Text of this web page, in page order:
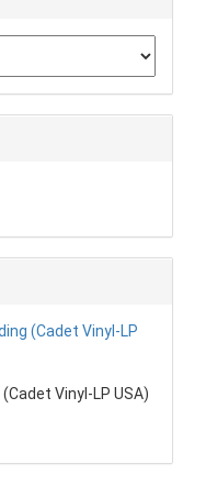
Vinyl-LP USA)